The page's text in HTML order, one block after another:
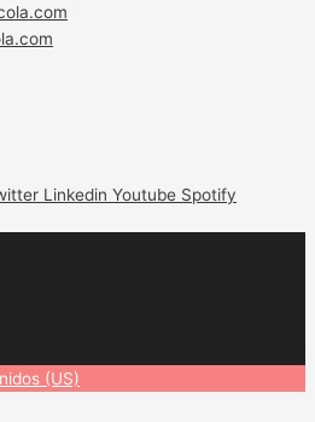
Linkedin Youtube Spotify
(US)